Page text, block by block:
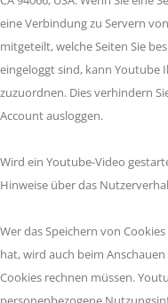
eine Verbindung zu Servern
mitgeteilt, welche Seiten Sie
eingeloggt sind, kann Youtube
zuzuordnen. Dies verhindern
Account ausloggen.
Wird ein Youtube-Video
Hinweise über das
Wer das Speichern von
hat, wird auch beim
Cookies rechnen müssen.